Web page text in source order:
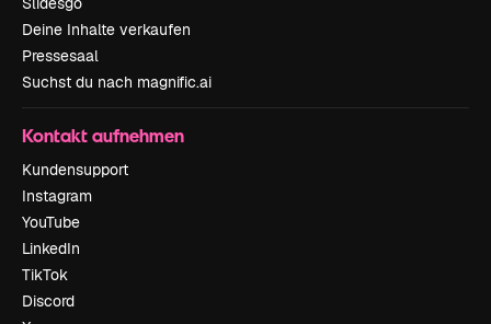
Deine Inhalte verkaufen
Pressesaal
Suchst du nach magnific.ai
Kontakt aufnehmen
Kundensupport
Instagram
YouTube
LinkedIn
TikTok
Discord